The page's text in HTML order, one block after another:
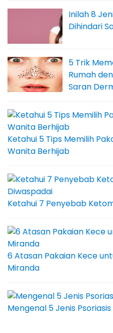
Inilah 8
Dihindari
5 Trik
Rumah
Saran
Ketahui 5 Tips Memilih
Wanita Berhijab
Ketahui 7 Penyebab
6 Atasan Pakaian Kece
Miranda
Mengenal 5 Jenis